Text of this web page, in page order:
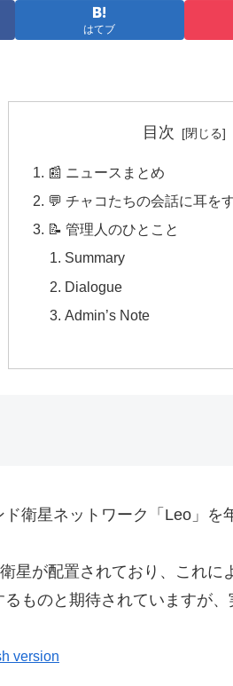
はてブ
目次
📰 ニュースまとめ
💬 チャコたちの会話に耳を
📝 管理人のひとこと
Summary
Dialogue
Admin’s Note
衛星ネットワーク「Leo」を
星が配置されており、これ
ものと期待されていますが
version